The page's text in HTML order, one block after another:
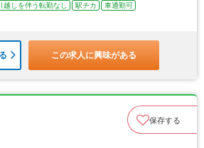
越しを伴う転勤なし 駅チカ
車通勤可
この求人に興味がある
保存する